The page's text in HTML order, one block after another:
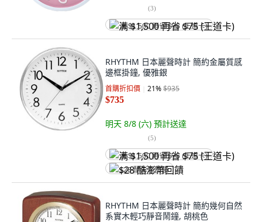
(3)
满 $1,500 再省 $75 (王道卡)
RHYTHM 日本麗聲時計 簡約金屬質感
邊框掛鐘, 優雅銀
首購折扣價 21%$935
$735
明天 8/8 (六) 預計送達
(5)
满 $1,500 再省 $75 (王道卡)
$28 酷澎幣回饋
RHYTHM 日本麗聲時計 簡約幾何自然
系實木輕巧靜音鬧鐘, 胡桃色